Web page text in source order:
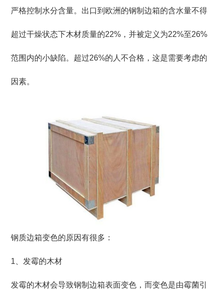
严格控制水分含量。出口到欧洲的钢制边箱的含水量不得
超过干燥状态下木材质量的22%，并被定义为22%至26%
范围内的小缺陷。超过26%的人不合格，这是需要考虑的
因素。
钢质边箱变色的原因有很多：
1、 发霉的木材
发霉的木材会导致钢制边箱表面变色，而变色是由霉菌引